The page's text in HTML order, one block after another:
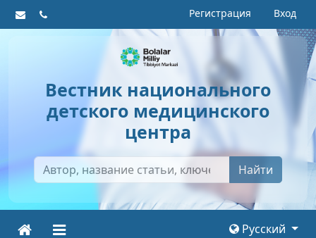
Регистрация Вход
Вестник национального
детского медицинского
центра
Найти
Русский